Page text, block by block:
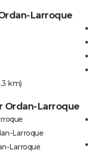
Larroque
km)
Ordan-Larroque
Larroque
Larroque